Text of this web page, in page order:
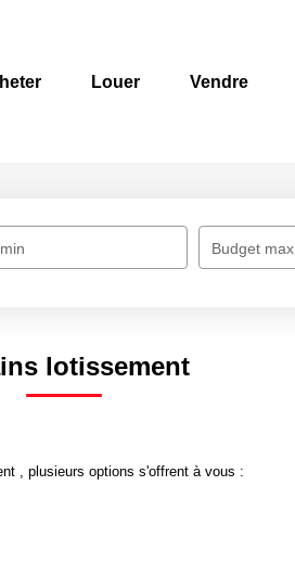
Louer Vendre
Budget max
lotissement
, plusieurs options s'offrent à vous :